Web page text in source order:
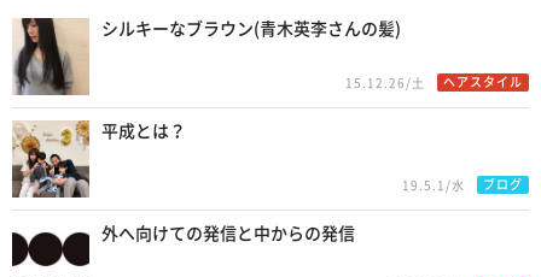
シルキーなブラウン(青木英李さんの髪)
15.12.26/土 ヘアスタイル
平成とは？
19.5.1/水 ブログ
外へ向けての発信と中からの発信